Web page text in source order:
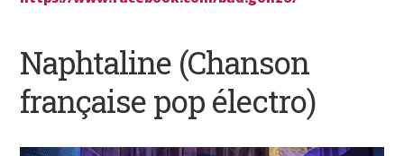
Naphtaline (Chanson
française pop électro)